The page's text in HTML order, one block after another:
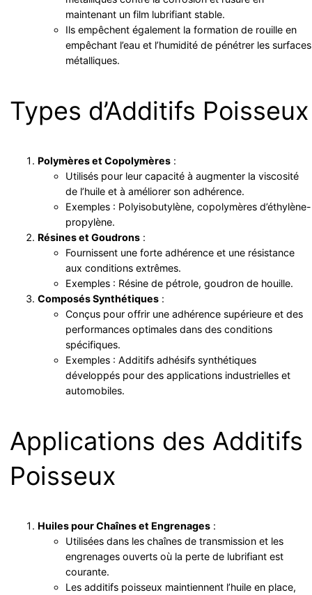
maintenant un film lubrifiant stable.
Ils empêchent également la formation de rouille en
empêchant l’eau et l’humidité de pénétrer les surfaces
métalliques.
Types d’Additifs Poisseux
Polymères et Copolymères :
Utilisés pour leur capacité à augmenter la viscosité
de l’huile et à améliorer son adhérence.
Exemples : Polyisobutylène, copolymères d’éthylène-
propylène.
Résines et Goudrons :
Fournissent une forte adhérence et une résistance
aux conditions extrêmes.
Exemples : Résine de pétrole, goudron de houille.
Composés Synthétiques :
Conçus pour offrir une adhérence supérieure et des
performances optimales dans des conditions
spécifiques.
Exemples : Additifs adhésifs synthétiques
développés pour des applications industrielles et
automobiles.
Applications des Additifs
Poisseux
Huiles pour Chaînes et Engrenages :
Utilisées dans les chaînes de transmission et les
engrenages ouverts où la perte de lubrifiant est
courante.
Les additifs poisseux maintiennent l’huile en place,